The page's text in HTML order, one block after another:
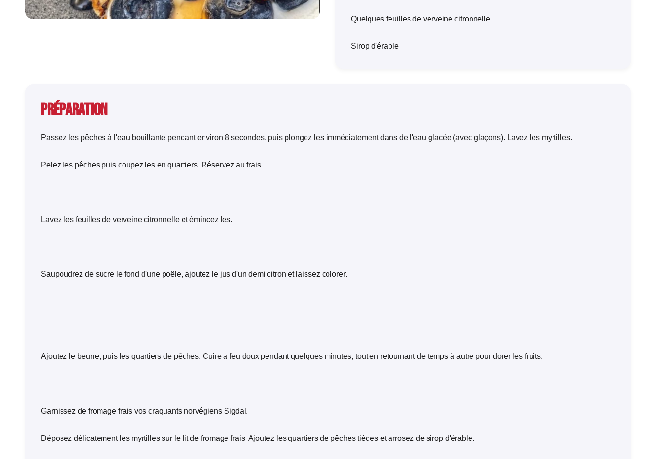
Quelques feuilles de verveine citronnelle
Sirop d'érable
Préparation
Passez les pêches à l'eau bouillante pendant environ 8 secondes, puis plongez les immédiatement dans de l'eau glacée (avec glaçons). Lavez les myrtilles.
Pelez les pêches puis coupez les en quartiers. Réservez au frais.
Lavez les feuilles de verveine citronnelle et émincez les.
Saupoudrez de sucre le fond d'une poêle, ajoutez le jus d'un demi citron et laissez colorer.
Ajoutez le beurre, puis les quartiers de pêches. Cuire à feu doux pendant quelques minutes, tout en retournant de temps à autre pour dorer les fruits.
Garnissez de fromage frais vos craquants norvégiens Sigdal.
Déposez délicatement les myrtilles sur le lit de fromage frais. Ajoutez les quartiers de pêches tièdes et arrosez de sirop d'érable.